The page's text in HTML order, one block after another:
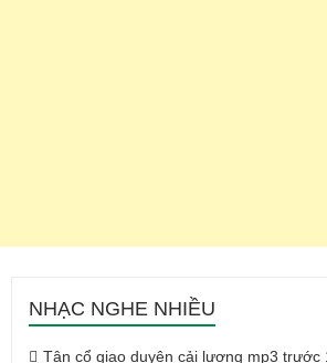
NHẠC NGHE NHIỀU
Tân cổ giao duyên cải lương mp3 trước